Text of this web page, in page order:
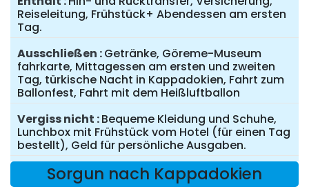
Reiseleitung, Frühstück+ Abendessen am ersten
Tag.
Ausschließen Getränke, Göreme-Museum
fahrkarte, Mittagessen am ersten und zweiten
Tag, türkische Nacht in Kappadokien, Fahrt zum
Ballonfest, Fahrt mit dem Heißluftballon
Vergiss nicht Bequeme Kleidung und Schuhe,
Lunchbox mit Frühstück vom Hotel (für einen Tag
bestellt), Geld für persönliche Ausgaben.
Sorgun nach Kappadokien